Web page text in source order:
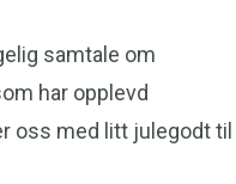
samtale om
har opplevd
oss med litt julegodt til